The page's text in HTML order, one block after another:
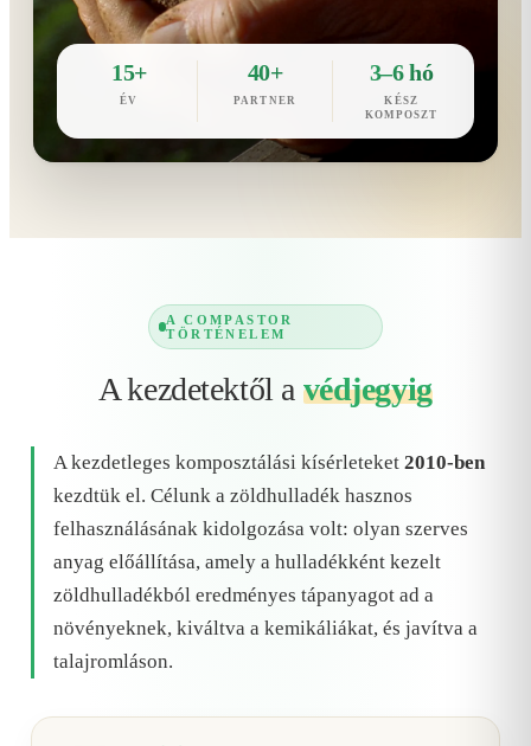
15+
ÉV
40+
PARTNER
3–6 hó
KÉSZ
KOMPOSZT
A COMPASTOR
TÖRTÉNELEM
A kezdetektől a védjegyig
A kezdetleges komposztálási kísérleteket 2010-ben
kezdtük el. Célunk a zöldhulladék hasznos
felhasználásának kidolgozása volt: olyan szerves
anyag előállítása, amely a hulladékként kezelt
zöldhulladékból eredményes tápanyagot ad a
növényeknek, kiváltva a kemikáliákat, és javítva a
talajromláson.